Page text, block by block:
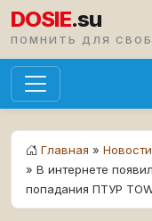
DOSIE.su
ПОМНИТЬ ДЛЯ
Главная » Новости
» В интернете
попадания ПТУР